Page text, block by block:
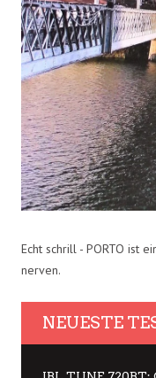
Echt schrill - PORTO ist
nerven.
NEUESTE